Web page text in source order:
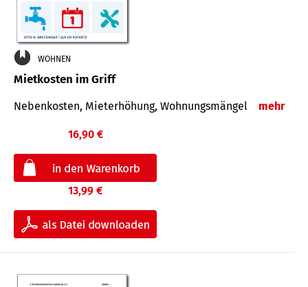
WOHNEN
Mietkosten im Griff
Nebenkosten, Mieterhöhung, Wohnungsmängel mehr
16,90 €
13,99 €